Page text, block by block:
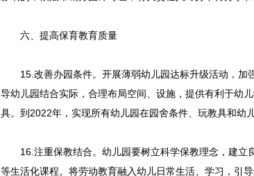
六、提高保育教育质量
15.改善办园条件。开展薄弱幼儿园达标升级活动，加
导幼儿园结合实际，合理布局空间、设施，提供有利于幼
具。到2022年，实现所有幼儿园在园舍条件、玩教具和幼
16.注重保教结合。幼儿园要树立科学保教理念，建立
等生活化课程。将劳动教育融入幼儿日常生活、学习，引